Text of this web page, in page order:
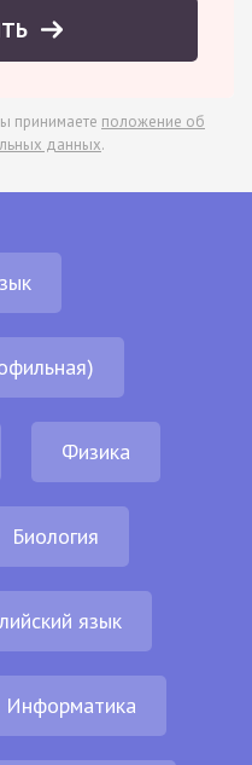
принимаете положение об
данных.
Физика
Биология
язык
Информатика